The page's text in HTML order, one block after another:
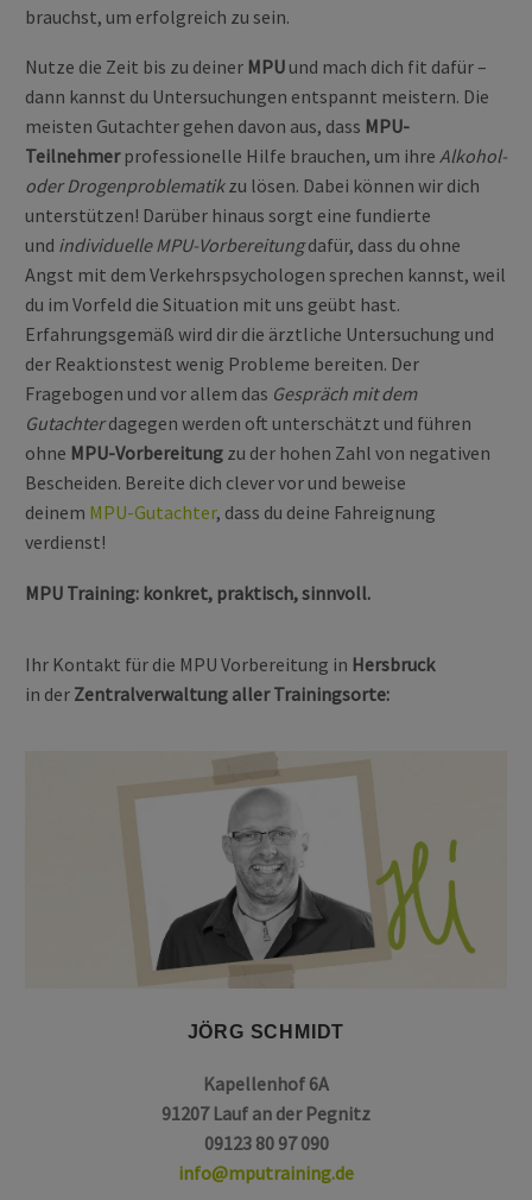
brauchst, um erfolgreich zu sein.
Nutze die Zeit bis zu deiner MPU und mach dich fit dafür –
dann kannst du Untersuchungen entspannt meistern. Die
meisten Gutachter gehen davon aus, dass MPU-
Teilnehmerprofessionelle Hilfe brauchen, um ihre Alkohol-
oder Drogenproblematikzu lösen. Dabei können wir dich
unterstützen! Darüber hinaus sorgt eine fundierte
und individuelle MPU-Vorbereitungdafür, dass du ohne
Angst mit dem Verkehrspsychologen sprechen kannst, weil
du im Vorfeld die Situation mit uns geübt hast.
Erfahrungsgemäß wird dir die ärztliche Untersuchung und
der Reaktionstest wenig Probleme bereiten. Der
Fragebogen und vor allem das Gespräch mit dem
Gutachterdagegen werden oft unterschätzt und führen
ohne MPU-Vorbereitung zu der hohen Zahl von negativen
Bescheiden. Bereite dich clever vor und beweise
deinem MPU-Gutachter, dass du deine Fahreignung
verdienst!
MPU Training: konkret, praktisch, sinnvoll.
Ihr Kontakt für die MPU Vorbereitung in Hersbruck
in der Zentralverwaltung aller Trainingsorte:
JÖRG SCHMIDT
Kapellenhof 6A
91207 Lauf an der Pegnitz
09123 80 97 090
info@mputraining.de